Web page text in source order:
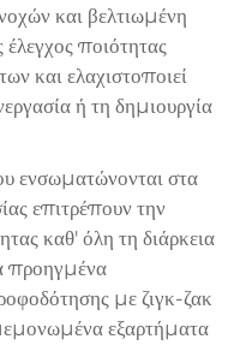
και βελτιωμένη
ποιότητας
και ελαχιστοποιεί
ή τη δημιουργία
ενσωματώνονται στα
επιτρέπουν την
καθ' όλη τη διάρκεια
προηγμένα
με ζιγκ-ζακ
εξαρτήματα